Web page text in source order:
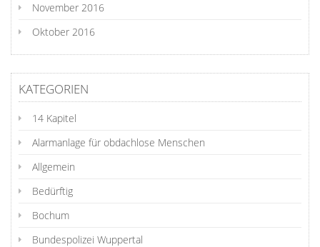
November 2016
Oktober 2016
KATEGORIEN
14 Kapitel
Alarmanlage für obdachlose Menschen
Allgemein
Bedürftig
Bochum
Bundespolizei Wuppertal